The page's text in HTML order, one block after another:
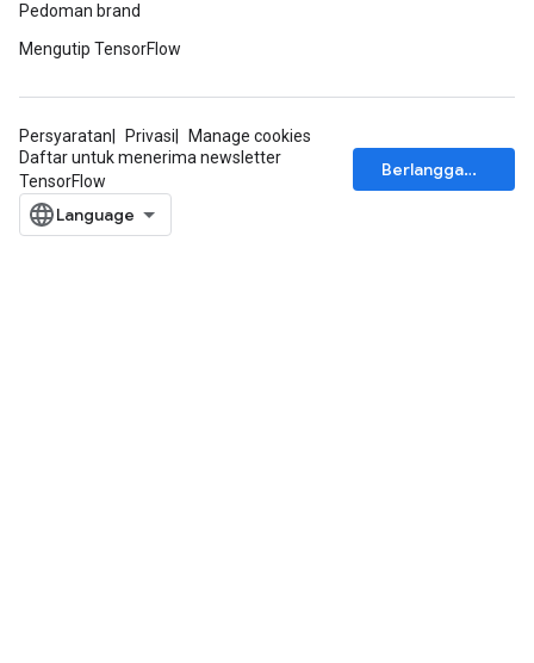
Pedoman brand
Mengutip TensorFlow
Persyaratan Privasi
Manage cookies
Daftar untuk menerima newsletter
TensorFlow
Berlangganan